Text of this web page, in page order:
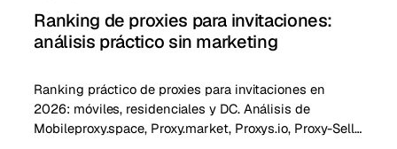
Ranking de proxies para invitaciones:
análisis práctico sin marketing
Ranking práctico de proxies para invitaciones en
2026: móviles, residenciales y DC. Análisis de
Mobileproxy.space, Proxy.market, Proxys.io, Proxy-Sell…